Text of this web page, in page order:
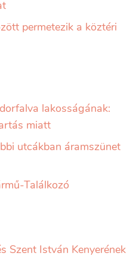
permetezik a köztéri
lakosságának:
miatt
utcákban áramszünet
Találkozó
Szent István Kenyerének